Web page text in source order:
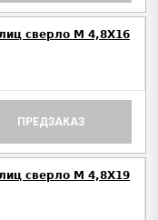
сверло М 4,8Х16
ПРЕДЗАКАЗ
сверло М 4,8Х19